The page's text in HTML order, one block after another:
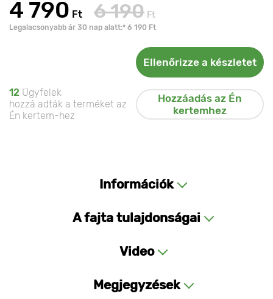
4 790 Ft 6 190 Ft
Legalacsonyabb ár 30 nap alatt:* 6 190 Ft
Ellenőrizze a készletet
12 Ügyfelek
hozzá adták a terméket az
Én kertem-hez
Hozzáadás az Én
kertemhez
Információk
A fajta tulajdonságai
Video
Megjegyzések